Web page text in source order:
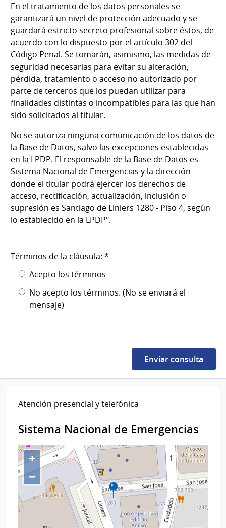
En el tratamiento de los datos personales se
garantizará un nivel de protección adecuado y se
guardará estricto secreto profesional sobre éstos, de
acuerdo con lo dispuesto por el artículo 302 del
Código Penal. Se tomarán, asimismo, las medidas de
seguridad necesarias para evitar su alteración,
pérdida, tratamiento o acceso no autorizado por
parte de terceros que los puedan utilizar para
finalidades distintas o incompatibles para las que han
sido solicitados al titular.
No se autoriza ninguna comunicación de los datos de
la Base de Datos, salvo las excepciones establecidas
en la LPDP. El responsable de la Base de Datos es
Sistema Nacional de Emergencias y la dirección
donde el titular podrá ejercer los derechos de
acceso, rectificación, actualización, inclusión o
supresión es Santiago de Liniers 1280 - Piso 4, según
lo establecido en la LPDP".
Términos de la cláusula: *
Acepto los términos
No acepto los términos. (No se enviará el
mensaje)
Atención presencial y telefónica
Sistema Nacional de Emergencias
+
−